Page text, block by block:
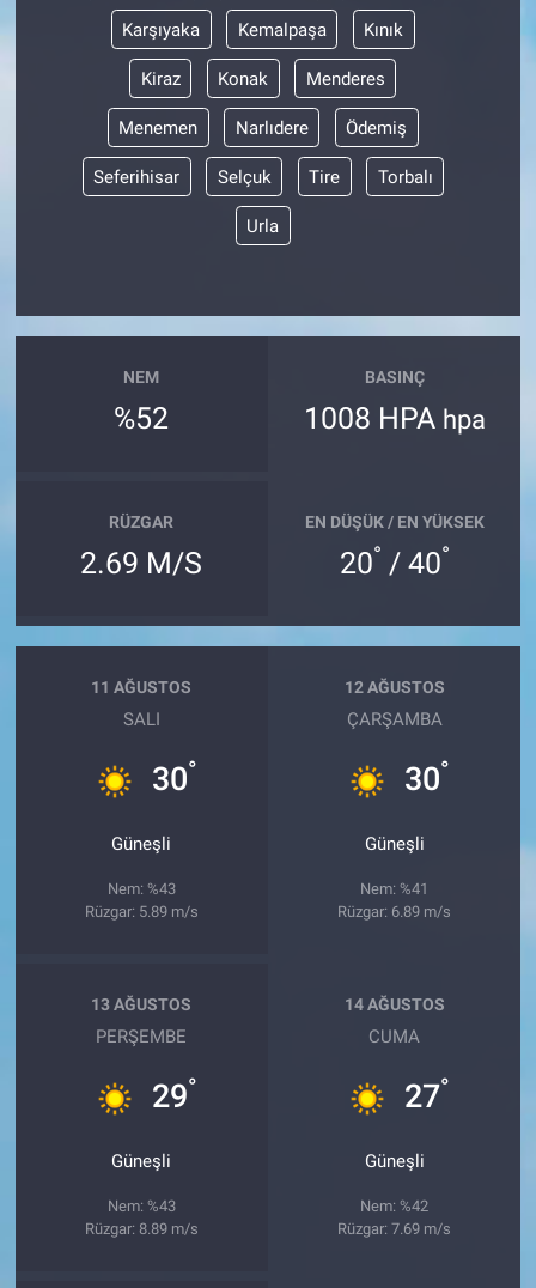
Karşıyaka Kemalpaşa Kınık
Kiraz Konak Menderes
Menemen Narlıdere Ödemiş
Seferihisar Selçuk Tire Torbalı
Urla
NEM
%52
BASINÇ
1008 HPA hpa
RÜZGAR
2.69 M/S
EN DÜŞÜK / EN YÜKSEK
20° / 40°
11 AĞUSTOS
SALI
30°
Güneşli
Nem: %43
Rüzgar: 5.89 m/s
12 AĞUSTOS
ÇARŞAMBA
30°
Güneşli
Nem: %41
Rüzgar: 6.89 m/s
13 AĞUSTOS
PERŞEMBE
29°
Güneşli
Nem: %43
Rüzgar: 8.89 m/s
14 AĞUSTOS
CUMA
27°
Güneşli
Nem: %42
Rüzgar: 7.69 m/s